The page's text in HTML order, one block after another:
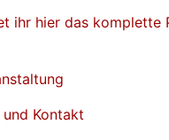
ihr hier das komplette
Kontakt